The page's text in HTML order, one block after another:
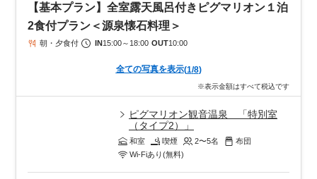
【基本プラン】全室露天風呂付きピグマリオン１泊
2食付プラン＜源泉懐石料理＞
朝・夕食付 IN15:00～ 18:00 OUT10:00
全ての写真を表示(1/8)
※表示金額はすべて税込です
ピグマリオン観音温泉 「特別室
（タイプ2）」
和室 喫煙 2〜5名
布団
Wi-Fiあり(無料)